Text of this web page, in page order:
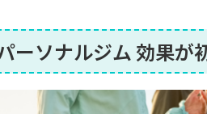
食べる順番の工夫
の分泌を促す
ソナルジム 効果で自信に満ちた自
ーソナルジム 効果が